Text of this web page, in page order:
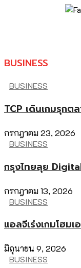
BUSINESS
BUSINESS
TCP เดินเกมรุก
กรกฎาคม 23, 2026
BUSINESS
กรุงไทยลุย
กรกฎาคม 13, 2026
BUSINESS
แอลจีเร่งเกมโฮม
มิถุนายน 9, 2026
BUSINESS